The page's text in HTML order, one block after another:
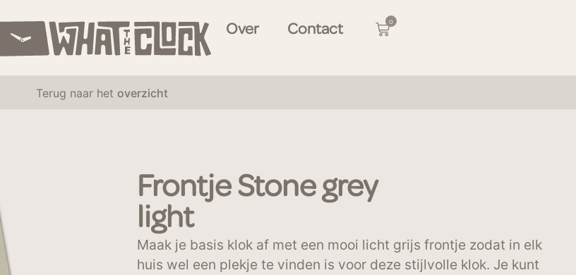
Over Contact
0
Terug naar het overzicht
Frontje Stone grey
light
Maak je basis klok af met een mooi licht grijs frontje zodat in elk
huis wel een plekje te vinden is voor deze stijlvolle klok. Je kunt